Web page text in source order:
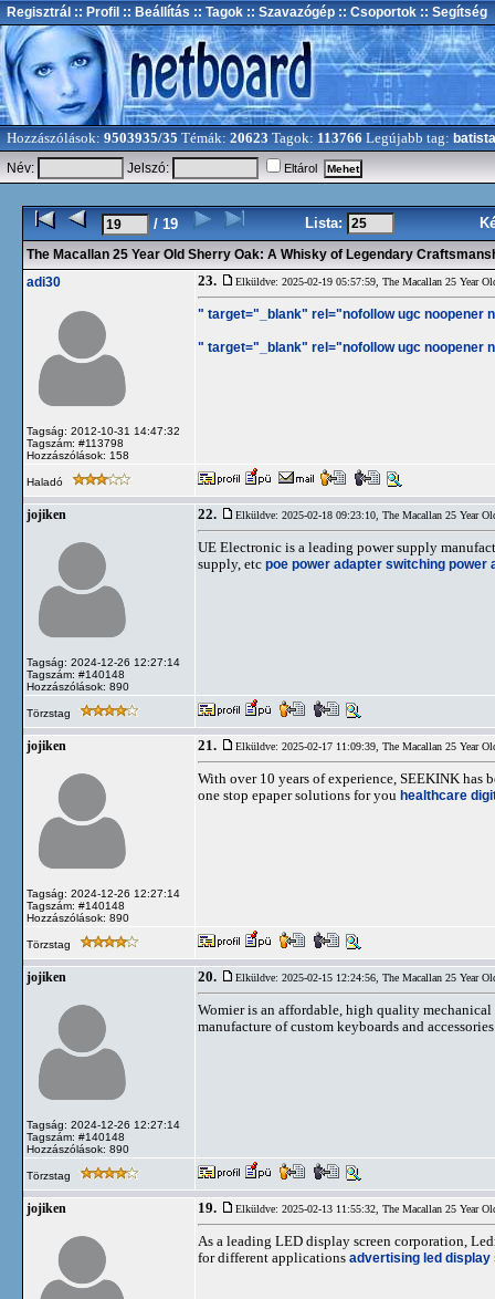
Regisztrál :: Profil :: Beállítás :: Tagok :: Szavazógép :: Csoportok :: Segítség
Hozzászólások: 9503935/35 Témák: 20623 Tagok: 113766 Legújabb tag: batista
Név:
Jelszó: Eltárol
/ 19 Lista:
The Macallan 25 Year Old Sherry Oak: A Whisky of Legendary
adi30
Tagság: 2012-10-31 14:47:32
Tagszám: #113798
Hozzászólások: 158
23. Elküldve: 2025-02-19 05:57:59, The Macallan 25 Year
" target="_blank" rel="nofollow ugc noopener
" target="_blank" rel="nofollow ugc noopener
Haladó
jojiken
Tagság: 2024-12-26 12:27:14
Tagszám: #140148
Hozzászólások: 890
22. Elküldve: 2025-02-18 09:23:10, The Macallan 25 Year
UE Electronic is a leading power supply
supply, etc poe power adapter switching power
Törzstag
jojiken
Tagság: 2024-12-26 12:27:14
Tagszám: #140148
Hozzászólások: 890
21. Elküldve: 2025-02-17 11:09:39, The Macallan 25 Year
With over 10 years of experience, SEEKINK has
one stop epaper solutions for you healthcare
Törzstag
jojiken
Tagság: 2024-12-26 12:27:14
Tagszám: #140148
Hozzászólások: 890
20. Elküldve: 2025-02-15 12:24:56, The Macallan 25 Year
Womier is an affordable, high quality
manufacture of custom keyboards and
Törzstag
jojiken 19. Elküldve: 2025-02-13 11:55:32, The Macallan 25 Year
As a leading LED display screen corporation,
for different applications advertising led display